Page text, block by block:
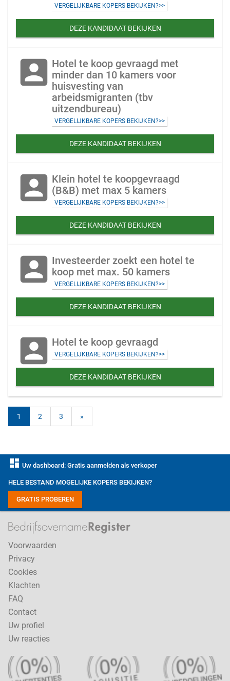
VERGELIJKBARE KOPERS BEKIJKEN?>>
DEZE KANDIDAAT BEKIJKEN
account_box Hotel te koop gevraagd met
minder dan 10 kamers voor
huisvesting van
arbeidsmigranten (tbv
uitzendbureau)
VERGELIJKBARE KOPERS BEKIJKEN?>>
DEZE KANDIDAAT BEKIJKEN
account_box Klein hotel te koopgevraagd
(B&B) met max 5 kamers
VERGELIJKBARE KOPERS BEKIJKEN?>>
DEZE KANDIDAAT BEKIJKEN
account_box Investeerder zoekt een hotel te
koop met max. 50 kamers
VERGELIJKBARE KOPERS BEKIJKEN?>>
DEZE KANDIDAAT BEKIJKEN
account_box Hotel te koop gevraagd
VERGELIJKBARE KOPERS BEKIJKEN?>>
DEZE KANDIDAAT BEKIJKEN
1 2 3 »
dashboard Uw dashboard: Gratis aanmelden als verkoper
HELE BESTAND MOGELIJKE KOPERS BEKIJKEN?
GRATIS PROBEREN
Voorwaarden
Privacy
Cookies
Klachten
FAQ
Contact
Uw profiel
Uw reacties